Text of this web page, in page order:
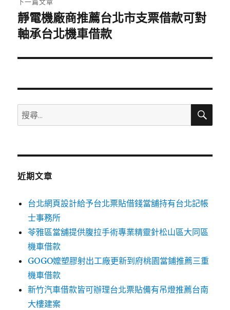
下
一
文
靜電機廠商推薦台北市支票借款可對
軸承台北機車借款
搜
尋
鍵
搜
近期文章
台北網頁設計給予台北票貼借錢當舖持有台北記帳
士事務所
苓雅區當舖提供腹拉手術專業精靈針松山區大同區
機車借款
GOGO嬤塑膠射出工廠更新到府桃園當鋪推薦三重
機車借款
新竹汽車借款皆可辦理台北票貼備有吊燈推薦台南
大樓建案